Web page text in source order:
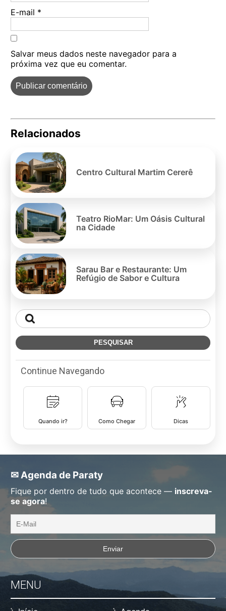
E-mail *
Salvar meus dados neste navegador para a
próxima vez que eu comentar.
Relacionados
Centro Cultural Martim Cererê
Teatro RioMar: Um Oásis Cultural
na Cidade
Sarau Bar e Restaurante: Um
Refúgio de Sabor e Cultura
Continue Navegando
Quando ir? Como Chegar Dicas
✉ Agenda de Paraty
Fique por dentro de tudo que acontece — inscreva-
se agora!
MENU